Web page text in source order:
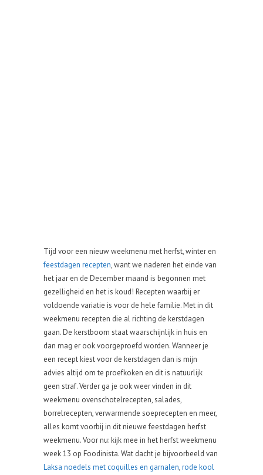
Tijd voor een nieuw weekmenu met herfst, winter en
feestdagen recepten, want we naderen het einde van
het jaar en de December maand is begonnen met
gezelligheid en het is koud! Recepten waarbij er
voldoende variatie is voor de hele familie. Met in dit
weekmenu recepten die al richting de kerstdagen
gaan. De kerstboom staat waarschijnlijk in huis en
dan mag er ook voorgeproefd worden. Wanneer je
een recept kiest voor de kerstdagen dan is mijn
advies altijd om te proefkoken en dit is natuurlijk
geen straf. Verder ga je ook weer vinden in dit
weekmenu ovenschotelrecepten, salades,
borrelrecepten, verwarmende soeprecepten en meer,
alles komt voorbij in dit nieuwe feestdagen herfst
weekmenu. Voor nu: kijk mee in het herfst weekmenu
week 13 op Foodinista. Wat dacht je bijvoorbeeld van
Laksa noedels met coquilles en garnalen,rode kool